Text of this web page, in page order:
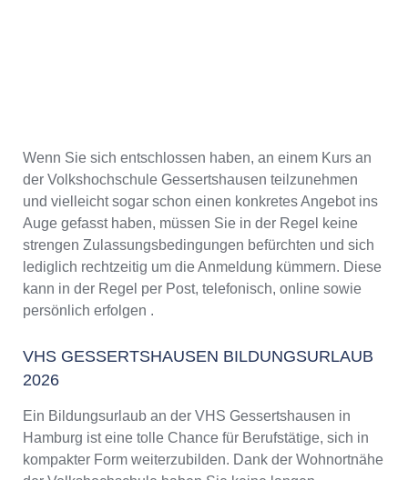
Wenn Sie sich entschlossen haben, an einem Kurs an
der Volkshochschule Gessertshausen teilzunehmen
und vielleicht sogar schon einen konkretes Angebot ins
Auge gefasst haben, müssen Sie in der Regel keine
strengen Zulassungsbedingungen befürchten und sich
lediglich rechtzeitig um die Anmeldung kümmern. Diese
kann in der Regel per Post, telefonisch, online sowie
persönlich erfolgen .
VHS GESSERTSHAUSEN BILDUNGSURLAUB
2026
Ein Bildungsurlaub an der VHS Gessertshausen in
Hamburg ist eine tolle Chance für Berufstätige, sich in
kompakter Form weiterzubilden. Dank der Wohnortnähe